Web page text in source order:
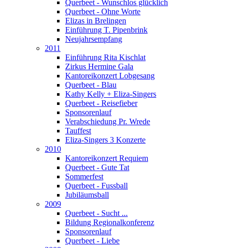
Querbeet - Wunschlos glücklich
Querbeet - Ohne Worte
Elizas in Brelingen
Einführung T. Pipenbrink
Neujahrsempfang
2011
Einführung Rita Kischlat
Zirkus Hermine Gala
Kantoreikonzert Lobgesang
Querbeet - Blau
Kathy Kelly + Eliza-Singers
Querbeet - Reisefieber
Sponsorenlauf
Verabschiedung Pr. Wrede
Tauffest
Eliza-Singers 3 Konzerte
2010
Kantoreikonzert Requiem
Querbeet - Gute Tat
Sommerfest
Querbeet - Fussball
Jubiläumsball
2009
Querbeet - Sucht ...
Bildung Regionalkonferenz
Sponsorenlauf
Querbeet - Liebe